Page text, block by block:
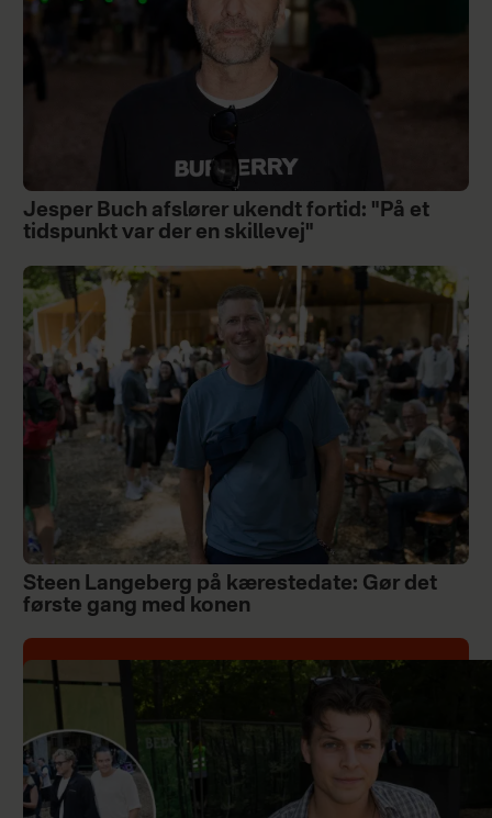
Jesper Buch afslører ukendt fortid: "På et
tidspunkt var der en skillevej"
Steen Langeberg på kærestedate: Gør det
første gang med konen